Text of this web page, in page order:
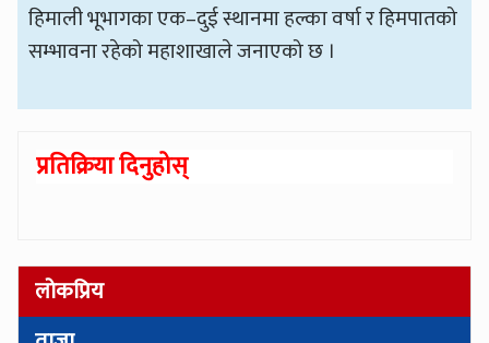
हिमाली भूभागका एक–दुई स्थानमा हल्का वर्षा र हिमपातको
सम्भावना रहेको महाशाखाले जनाएको छ ।
प्रतिक्रिया दिनुहोस्
लोकप्रिय